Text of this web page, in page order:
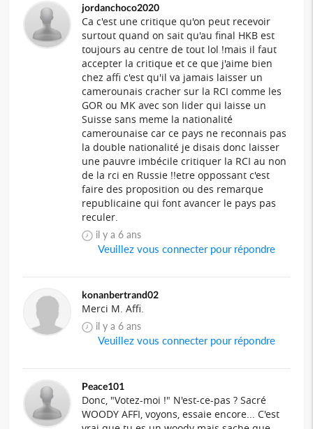
jordanchoco2020
Ca c'est une critique qu'on peut recevoir
surtout quand on sait qu'au final HKB est
toujours au centre de tout lol !mais il faut
accepter la critique et ce que j'aime bien
chez affi c'est qu'il va jamais laisser un
camerounais cracher sur la RCI comme les
GOR ou MK avec son lider qui laisse un
Suisse sans meme la nationalité
camerounaise car ce pays ne reconnais pas
la double nationalité je disais donc laisser
une pauvre imbécile critiquer la RCI au non
de la rci en Russie !!etre oppossant c'est
faire des proposition ou des remarque
republicaine qui font avancer le pays pas
reculer.
il y a 6 ans
Veuillez vous connecter pour répondre
konanbertrand02
Merci M. Affi.
il y a 6 ans
Veuillez vous connecter pour répondre
Peace101
Donc, "Votez-moi !" N'est-ce-pas ? Sacré
WOODY AFFI, voyons, essaie encore... C'est